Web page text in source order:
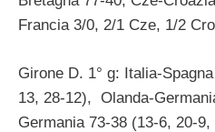
Francia 3/0, 2/1 Cze, 1/2
Girone D. 1° g: Italia-
13, 28-12), Olanda-
Germania 73-38 (13-6, 20-